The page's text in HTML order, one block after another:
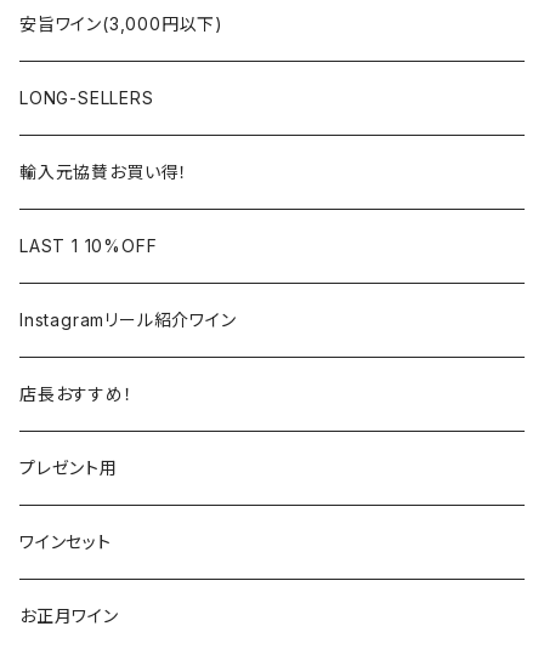
ラングドック・ルーション
アルザス
ロワール
フランス
ラングドック
イタリア
トスカーナ
ヴェネト
スペイン
リオハ
トロ
アメリカ
カリフォルニア
オレゴン
ニュージーランド
オーストラリア
ロワール
ローヌ
ラングドック
フランス
イタリア
トスカーナ
ピエモンテ
スペイン
カリニェナ
ドイツ
ニュージーランド
アメリカ
フランス
日本
イタリア
南アフリカ
ニュージーランド
イギリス
ドイツ
アメリカ
オーストラリア
アルザス
ドイツ
オーストラリア
カリフォルニア
日本
安旨ワイン(3,000円以下)
LONG-SELLERS
輸入元協賛お買い得！
LAST 1 10%OFF
Instagramリール紹介ワイン
店長おすすめ！
プレゼント用
ワインセット
お正月ワイン